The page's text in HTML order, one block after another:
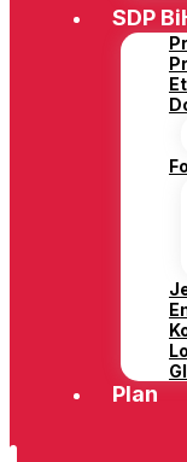
SDP
Plan